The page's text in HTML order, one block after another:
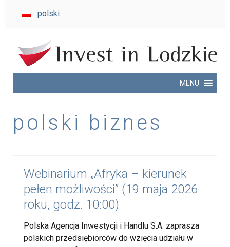
invest
Lodzkie
polski
MENU
polski biznes
Webinarium „Afryka – kierunek
pełen możliwości” (19 maja 2026
roku, godz. 10:00)
Polska Agencja Inwestycji i Handlu S.A. zaprasza
polskich przedsiębiorców do wzięcia udziału w